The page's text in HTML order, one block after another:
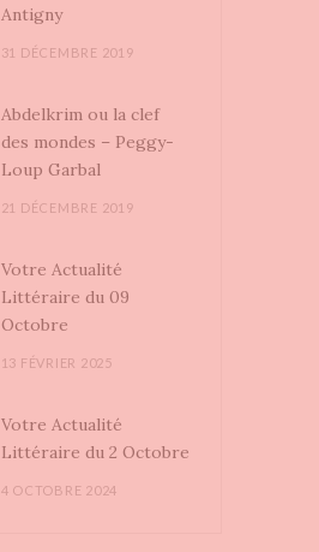
Antigny
31 DÉCEMBRE 2019
Abdelkrim ou la clef
des mondes – Peggy-
Loup Garbal
21 DÉCEMBRE 2019
Votre Actualité
Littéraire du 09
Octobre
13 FÉVRIER 2025
Votre Actualité
Littéraire du 2 Octobre
4 OCTOBRE 2024